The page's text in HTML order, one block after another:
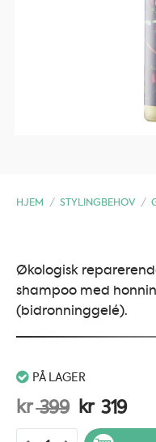
HJEM / STYLINGBEHOV /
Økologisk
shampoo med
(bidronninggelé).
PÅ LAGER
kr399
pris
kr 319
pris
100% Pure Glossy